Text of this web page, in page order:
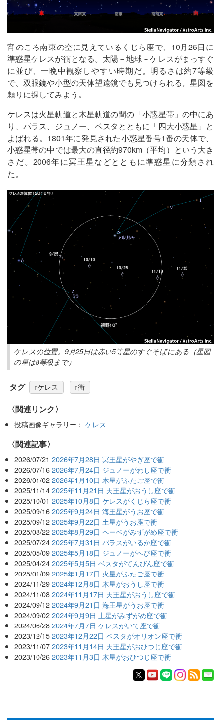
宵のころ南東の空に見えているくじら座で、10月25日に
準惑星ケレスが衝となる。太陽－地球－ケレスがまっすぐ
に並び、一晩中観察しやすい時期だ。明るさは約7等級
で、双眼鏡や小型の天体望遠鏡でも見つけられる。星図を
頼りに探してみよう。
ケレスは火星軌道と木星軌道の間の「小惑星帯」の中にあ
り、パラス、ジュノー、ベスタとともに「四大小惑星」と
よばれる。1801年に発見された小惑星番号1番の天体で、
小惑星帯の中では最大の直径約970km（平均）という大き
さだ。2006年に冥王星などとともに準惑星に分類され
た。
ケレスの位置。9月25日は赤い5等星のすぐそばにある（星図
の星は8等級まで）
タグ ケレス 衝
〈関連リンク〉
投稿画像ギャラリー：ケレス
関連記事
2026/07/21 2026年7月28日 冥王星がやぎ座で衝
2026/07/16 2026年7月24日 ジュノーがわし座で衝
2026/01/02 2026年1月10日 木星がふたご座で衝
2025/11/14 2025年11月21日 天王星がおうし座で衝
2025/10/01 2025年10月8日 ケレスがくじら座で衝
2025/09/16 2025年9月24日 海王星がうお座で衝
2025/09/12 2025年9月22日 土星がうお座で衝
2025/08/22 2025年8月29日 ヘーベがみずがめ座で衝
2025/07/24 2025年7月31日 パラスがいるか座で衝
2025/05/09 2025年5月18日 ジュノーがへび座で衝
2025/04/24 2025年5月5日 ベスタがてんびん座で衝
2025/01/09 2025年1月17日 火星がふたご座で衝
2024/11/29 2024年12月8日 木星がおうし座で衝
2024/11/08 2024年11月17日 天王星がおうし座で衝
2024/09/12 2024年9月21日 海王星がうお座で衝
2024/09/02 2024年9月9日 土星がみずがめ座で衝
2024/06/28 2024年7月7日 ケレスがいて座で衝
2023/12/15 2023年12月22日 ベスタがオリオン座で衝
2023/11/07 2023年11月14日 天王星がおひつじ座で衝
2023/10/26 2023年11月3日 木星がおひつじ座で衝